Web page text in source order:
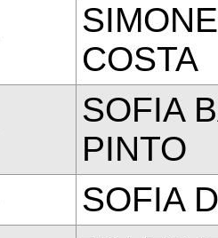
COSTA
SOFIA
PINTO
SOFIA